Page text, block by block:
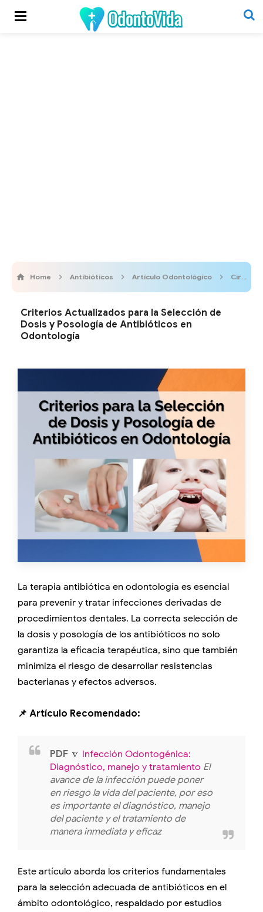
Home Antibióticos Artículo Odontológico Cirugía Bucal
Criterios Actualizados para la Selección de
Dosis y Posología de Antibióticos en
Odontología
La terapia antibiótica en odontología es esencial
para prevenir y tratar infecciones derivadas de
procedimientos dentales. La correcta selección de
la dosis y posología de los antibióticos no solo
garantiza la eficacia terapéutica, sino que también
minimiza el riesgo de desarrollar resistencias
bacterianas y efectos adversos.
📌 Artículo Recomendado:
PDF 🔽 Infección Odontogénica:
Diagnóstico, manejo y tratamiento El
avance de la infección puede poner
en riesgo la vida del paciente, por eso
es importante el diagnóstico, manejo
del paciente y el tratamiento de
manera inmediata y eficaz
Este artículo aborda los criterios fundamentales
para la selección adecuada de antibióticos en el
ámbito odontológico, respaldado por estudios